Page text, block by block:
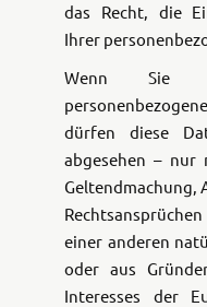
das Recht, die
Ihrer
Wenn Sie
dürfen diese
abgesehen –
Geltendmachung,
einer anderen
oder aus
Interesses der